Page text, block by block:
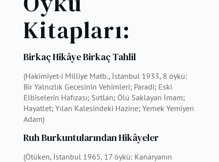
Kitapları:
Birkaç Hikâye Birkaç Tahlil
(Hakimiyet-i Milliye Matb., İstanbul 1933, 8 öykü:
Bir Yalnızlık Gecesinin Vehimleri; Paradi; Eski
Elbiselerin Hafızası; Sırtlan; Ölü Saklayan İmam;
Hayatlet; Yılan Kalesindeki Hazine; Yemek Yemiyen
Adam)
Ruh Burkuntularından Hikâyeler
(Ötüken, İstanbul 1965, 17 öykü: Kanaryanın